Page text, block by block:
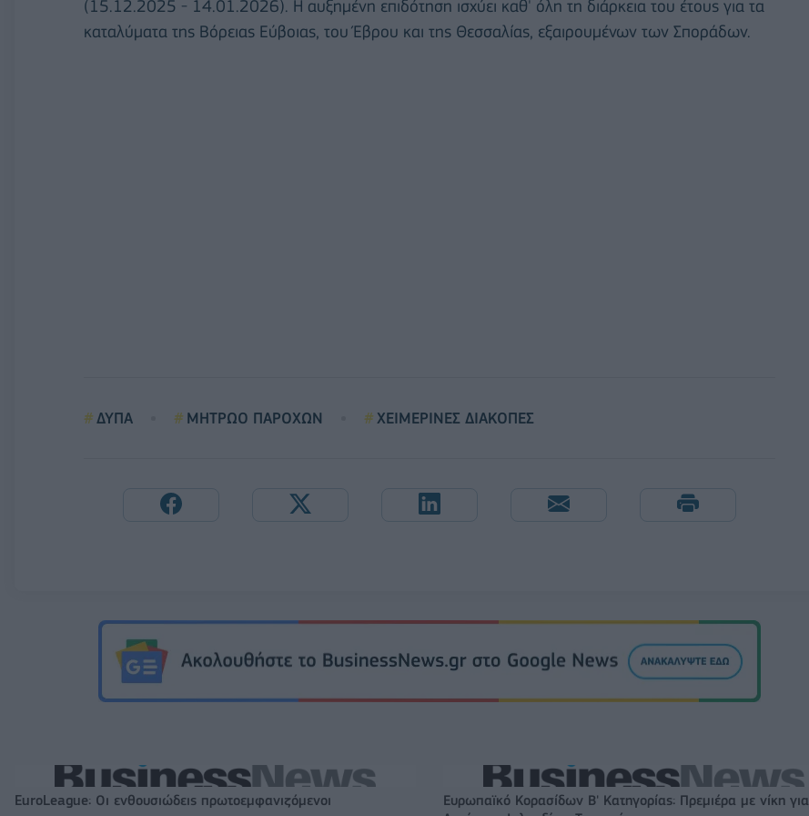
(15.12.2025 - 14.01.2026). Η αυξημένη επιδότηση ισχύει καθ' όλη τη διάρκεια του έτους για τα
καταλύματα της Βόρειας Εύβοιας, του Έβρου και της Θεσσαλίας, εξαιρουμένων των Σποράδων.
ΔΥΠΑ ΜΗΤΡΩΟ ΠΑΡΟΧΩΝ ΧΕΙΜΕΡΙΝΕΣ ΔΙΑΚΟΠΕΣ
EuroLeague: Οι ενθουσιώδεις πρωτοεμφανιζόμενοι
Ευρωπαϊκό Κορασίδων Β' Κατηγορίας: Πρεμιέρα με νίκη για